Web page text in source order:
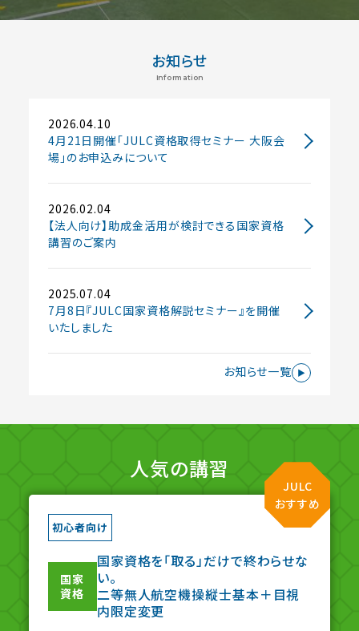
お知らせ
Information
2026.04.10
4月21日開催「JULC資格取得セミナー 大阪会
場」のお申込みについて
2026.02.04
【法人向け】助成金活用が検討できる国家資格
講習のご案内
2025.07.04
7月8日『JULC国家資格解説セミナー』を開催
いたしました
お知らせ一覧
人気の講習
JULC
おすすめ
初心者向け
国家
資格
国家資格を「取る」だけで終わらせな
い。
二等無人航空機操縦士基本＋目視
内限定変更